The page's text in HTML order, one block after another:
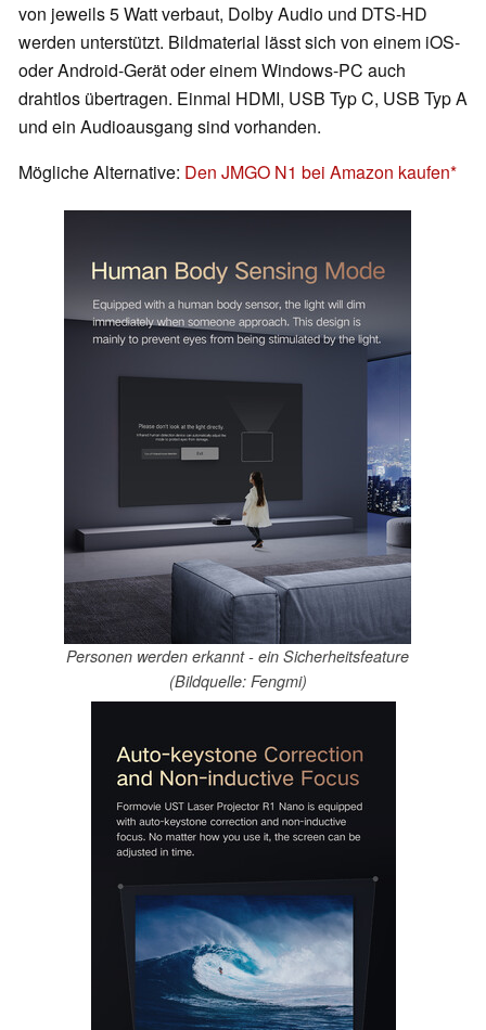
von jeweils 5 Watt verbaut, Dolby Audio und DTS-HD
werden unterstützt. Bildmaterial lässt sich von einem iOS-
oder Android-Gerät oder einem Windows-PC auch
drahtlos übertragen. Einmal HDMI, USB Typ C, USB Typ A
und ein Audioausgang sind vorhanden.
Mögliche Alternative: Den JMGO N1 bei Amazon kaufen
Personen werden erkannt - ein Sicherheitsfeature
(Bildquelle: Fengmi)